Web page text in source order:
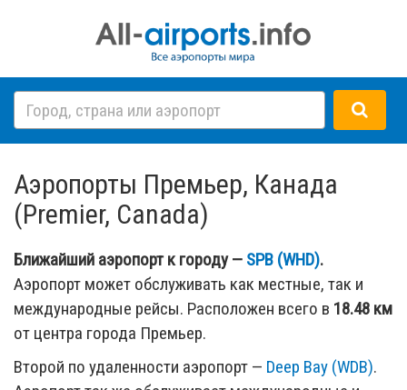
Аэропорты Премьер, Канада
(Premier, Canada)
Ближайший аэропорт к городу — SPB (WHD).
Аэропорт может обслуживать как местные, так и
международные рейсы. Расположен всего в 18.48 км
от центра города Премьер.
Второй по удаленности аэропорт — Deep Bay (WDB).